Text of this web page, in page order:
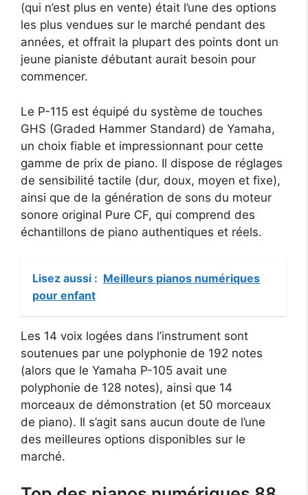
(qui n’est plus en vente) était l’une des options
les plus vendues sur le marché pendant des
années, et offrait la plupart des points dont un
jeune pianiste débutant aurait besoin pour
commencer.
Le P-115 est équipé du système de touches
GHS (Graded Hammer Standard) de Yamaha,
un choix fiable et impressionnant pour cette
gamme de prix de piano. Il dispose de réglages
de sensibilité tactile (dur, doux, moyen et fixe),
ainsi que de la génération de sons du moteur
sonore original Pure CF, qui comprend des
échantillons de piano authentiques et réels.
Lisez aussi : Meilleurs pianos numériques
pour enfant
Les 14 voix logées dans l’instrument sont
soutenues par une polyphonie de 192 notes
(alors que le Yamaha P-105 avait une
polyphonie de 128 notes), ainsi que 14
morceaux de démonstration (et 50 morceaux
de piano). Il s’agit sans aucun doute de l’une
des meilleures options disponibles sur le
marché.